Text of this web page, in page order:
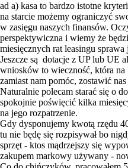
ad a) kasa to bardzo istotne
na starcie możemy ograniczyć
w zasięgu naszych finansów.
perspektywiczna i wiemy że
miesięcznych rat leasingu sprawa
Jeszcze są dotacje z UP lub UE
wniosków to wieczność, która
zamiast nam pomóc, zostawić
Naturalnie polecam starać się o
spokojnie poświęcić kilka
na jego rozpatrzenie.
Gdy dysponujemy kwotą rzędu
tu nie będę się rozpisywał bo
sprzęt - ktos mądrzejszy się
zakupem markowy używany -